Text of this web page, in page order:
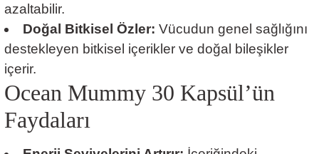
azaltabilir.
Doğal Bitkisel Özler: Vücudun genel sağlığını
destekleyen bitkisel içerikler ve doğal bileşikler
içerir.
Ocean Mummy 30 Kapsül’ün
Faydaları